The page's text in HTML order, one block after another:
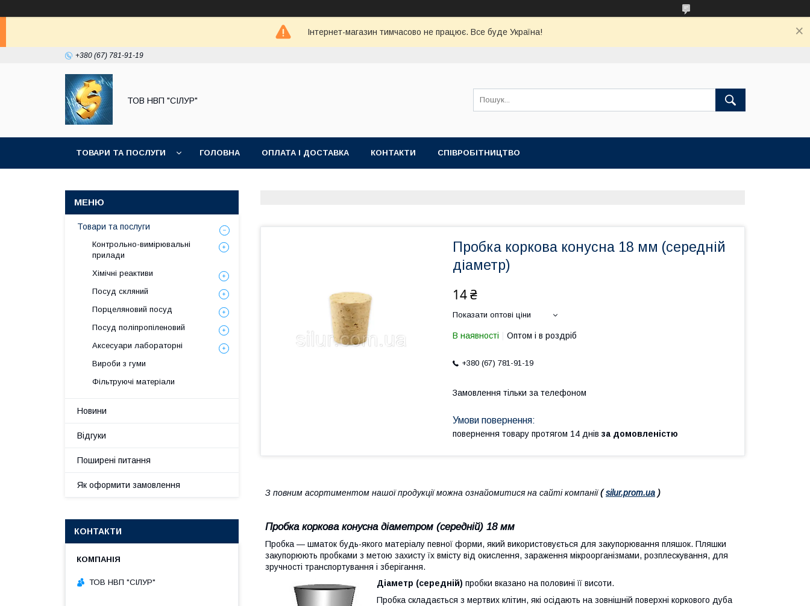
Інтернет-магазин тимчасово не працює. Все буде Україна!
+380 (67) 781-91-19
ТОВ НВП "СІЛУР"
ТОВАРИ ТА ПОСЛУГИ ГОЛОВНА ОПЛАТА І ДОСТАВКА КОНТАКТИ СПІВРОБІТНИЦТВО
Пробка коркова конусна 18 мм (середній
діаметр)
14 ₴
Показати оптові ціни
В наявності Оптом і в роздріб
+380 (67) 781-91-19
Замовлення тільки за телефоном
повернення товару протягом 14 днів за домовленістю
З повним асортиментом нашої продукції можна ознайомитися на сайті компанії(silur.prom.ua )
Пробка коркова конусна діаметром (середній) 18 мм
Пробка ― шматок будь-якого матеріалу певної форми, який використовується для закупорювання пляшок. Пляшки
закупорюють пробками з метою захисту їх вмісту від окислення, зараження мікроорганізмами, розплескування, для
зручності транспортування і зберігання.
Діаметр (середній) пробки вказано на половині її висоти.
Пробка складається з мертвих клітин, які осідають на зовнішній поверхні коркового дуба
Товари та послуги
Контрольно-вимірювальні
прилади
Хімічні реактиви
Посуд скляний
Порцеляновий посуд
Посуд поліпропіленовий
Аксесуари лабораторні
Вироби з гуми
Фільтруючі матеріали
Новини
Відгуки
Поширені питання
Як оформити замовлення
КОНТАКТИ
ТОВ НВП "СІЛУР"